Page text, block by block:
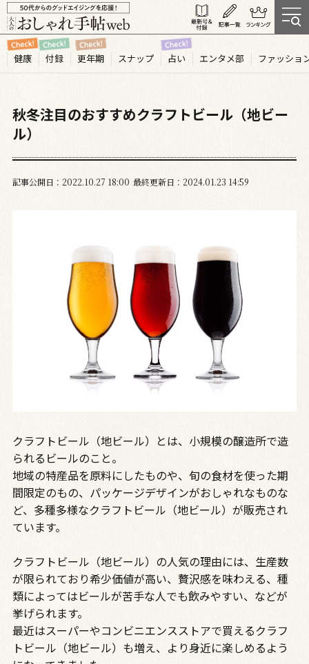
健康 付録 更年期 スナップ 占い エンタメ部 ファッショ
秋冬注目のおすすめクラフトビール（地ビー
ル）
記事公開日 2022.10 27 18:00 最終更新日 2024.01.23 14:59
クラフトビール（地ビール）とは、小規模の醸造所で造
られるビールのこと。
地域の特産品を原料にしたものや、旬の食材を使った期
間限定のもの、パッケージデザインがおしゃれなものな
ど、多種多様なクラフトビール（地ビール）が販売され
ています。
クラフトビール（地ビール）の人気の理由には、生産数
が限られており希少価値が高い、贅沢感を味わえる、種
類によってはビールが苦手な人でも飲みやすい、などが
挙げられます。
最近はスーパーやコンビニエンスストアで買えるクラフ
トビール（地ビール）も増え、より身近に楽しめるよう